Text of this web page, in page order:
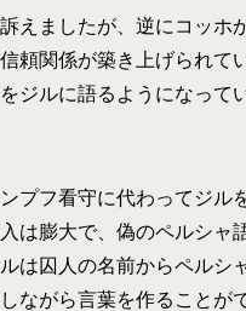
えましたが、逆にコッホ
頼関係が築き上げられて
ジルに語るようになって
プフ看守に代わってジル
は膨大で、偽のペルシャ
は囚人の名前からペルシ
ながら言葉を作ることが